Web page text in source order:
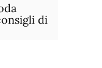
di